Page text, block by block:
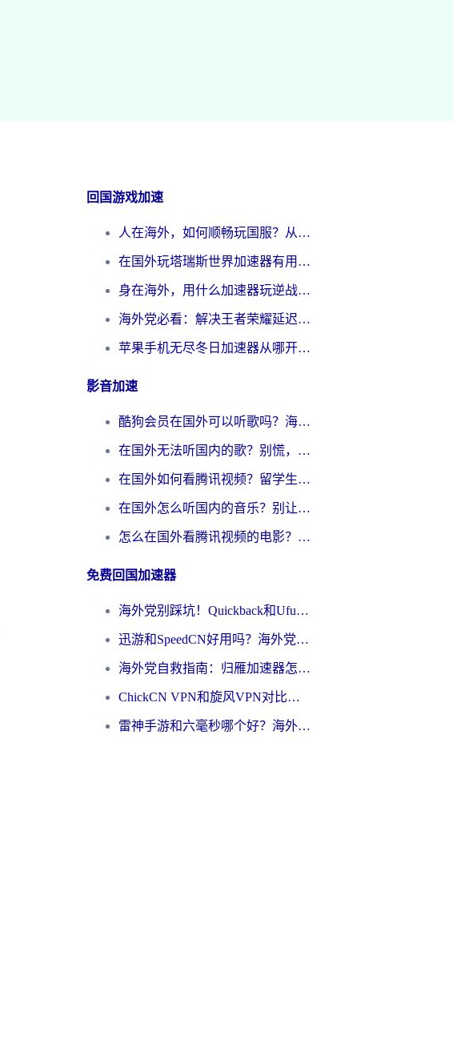
回国游戏加速
人在海外，如何顺畅玩国服？从《王者荣耀》到《云图计划》的加速器终极指南
在国外玩塔瑞斯世界加速器有用吗？海外玩家亲测后的真实答案
身在海外，用什么加速器玩逆战才能告别延迟？
海外党必看：解决王者荣耀延迟的加速器终极指南——从EVE到猫和老鼠，一个工具全搞定
苹果手机无尽冬日加速器从哪开启？海外玩家的冬日生存指南
影音加速
酷狗会员在国外可以听歌吗？海外党亲测有效：3步解决音乐权限难题
在国外无法听国内的歌？别慌，这样操作就能畅听QQ音乐（附亲测加速器推荐）
在国外如何看腾讯视频？留学生亲测有效的回国加速方案
在国外怎么听国内的音乐？别让版权限制断了你的华语歌单
怎么在国外看腾讯视频的电影？海外党亲测有效的回国加速指南
免费回国加速器
海外党别踩坑！Quickback和UfunR好用吗？选对回国加速器才能无缝刷国内资源
迅游和SpeedCN好用吗？海外党如何破解那道看不见的墙
海外党自救指南：归雁加速器怎么样？教你避开坑实现国内资源无缝访问
ChickCN VPN和旋风VPN对比哪个回国效果更好？海外用户的选择困境与出路
雷神手游和六毫秒哪个好？海外党如何真正解锁国内资源